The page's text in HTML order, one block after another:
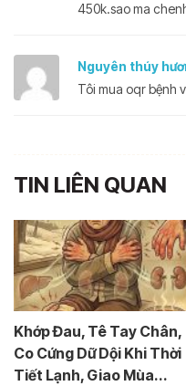
450k.sao ma
Nguyên thúy
Tôi mua oqr bệnh
TIN LIÊN QUAN
Khớp Đau, Tê Tay Chân,
Co Cứng Dữ Dội Khi Thời
Tiết Lạnh, Giao Mùa...